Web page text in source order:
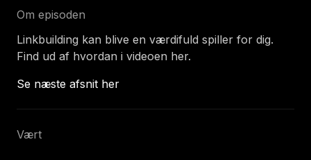
Om episoden
Linkbuilding kan blive en værdifuld spiller for dig.
Find ud af hvordan i videoen her.
Se næste afsnit her
Vært